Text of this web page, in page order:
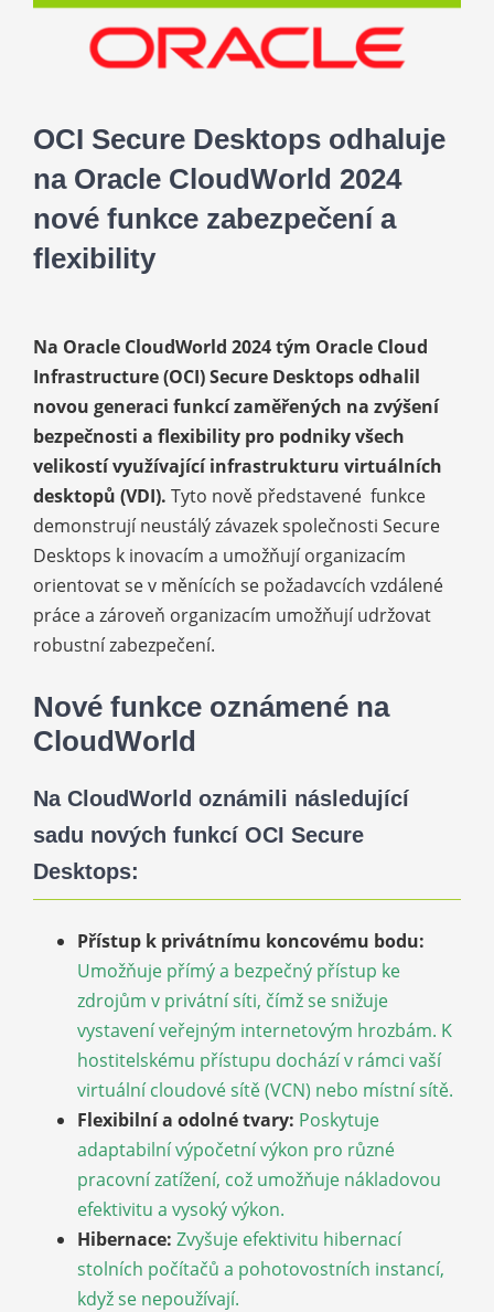
OCI Secure Desktops odhaluje
na Oracle CloudWorld 2024
nové funkce zabezpečení a
flexibility
Na Oracle CloudWorld 2024 tým Oracle Cloud
Infrastructure (OCI) Secure Desktops odhalil
novou generaci funkcí zaměřených na zvýšení
bezpečnosti a flexibility pro podniky všech
velikostí využívající infrastrukturu virtuálních
desktopů (VDI). Tyto nově představené funkce
demonstrují neustálý závazek společnosti Secure
Desktops k inovacím a umožňují organizacím
orientovat se v měnících se požadavcích vzdálené
práce a zároveň organizacím umožňují udržovat
robustní zabezpečení.
Nové funkce oznámené na
CloudWorld
Na CloudWorld oznámili následující
sadu nových funkcí OCI Secure
Desktops:
Přístup k privátnímu koncovému bodu:
Umožňuje přímý a bezpečný přístup ke
zdrojům v privátní síti, čímž se snižuje
vystavení veřejným internetovým hrozbám. K
hostitelskému přístupu dochází v rámci vaší
virtuální cloudové sítě (VCN) nebo místní sítě.
Flexibilní a odolné tvary: Poskytuje
adaptabilní výpočetní výkon pro různé
pracovní zatížení, což umožňuje nákladovou
efektivitu a vysoký výkon.
Hibernace: Zvyšuje efektivitu hibernací
stolních počítačů a pohotovostních instancí,
když se nepoužívají.